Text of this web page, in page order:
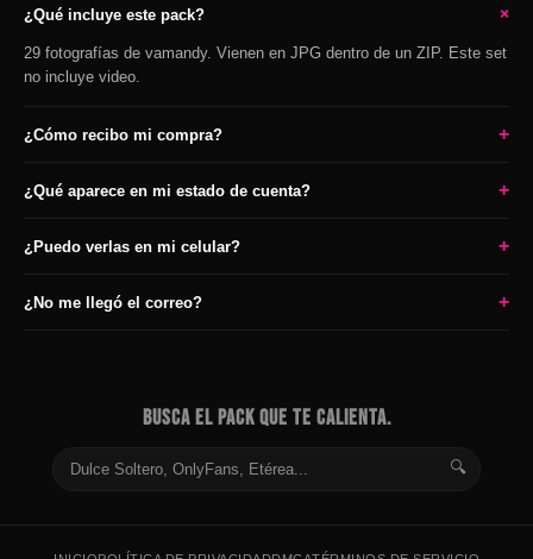
¿Qué incluye este pack? +
29 fotografías de vamandy. Vienen en JPG dentro de un ZIP. Este set
no incluye video.
¿Cómo recibo mi compra? +
¿Qué aparece en mi estado de cuenta? +
¿Puedo verlas en mi celular? +
¿No me llegó el correo? +
BUSCA EL PACK QUE TE CALIENTA.
🔍